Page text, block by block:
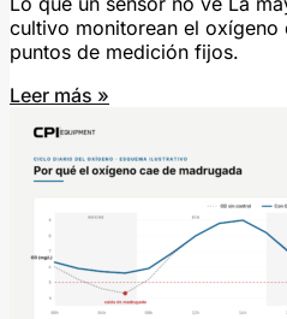
cultivo monitorean el
puntos de medición fijos.
Leer más »